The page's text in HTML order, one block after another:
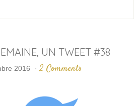
UN TWEET #38
2016 · 2 Comments